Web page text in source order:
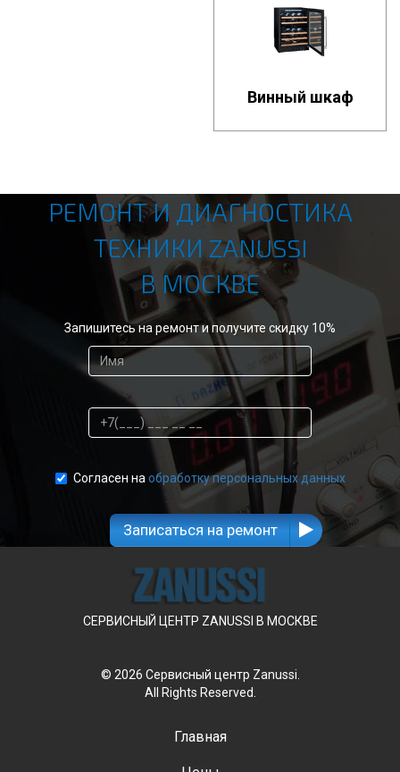
Винный шкаф
РЕМОНТ И ДИАГНОСТИКА
ТЕХНИКИ ZANUSSI
В МОСКВЕ
Запишитесь на ремонт и получите скидку 10%
Согласен наобработку персональных данных
Записаться на ремонт
СЕРВИСНЫЙ ЦЕНТР ZANUSSI В МОСКВЕ
© 2026 Сервисный центр Zanussi.
All Rights Reserved.
Главная